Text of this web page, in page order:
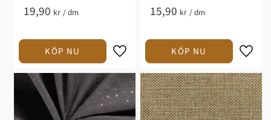
19,90 kr /dm 15,90 kr /dm